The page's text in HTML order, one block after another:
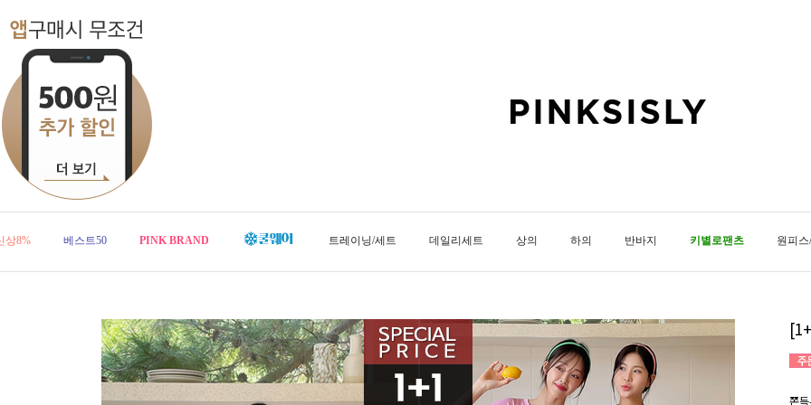
상8% 베스트50 PINK BRAND 트레이닝/세트 데일리세트 상의 하의 반바지 키별로팬츠 원피
쫀